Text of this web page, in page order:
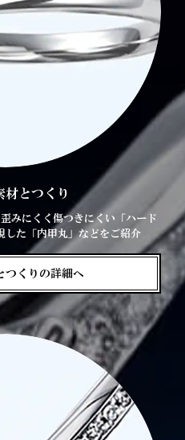
材とつくり
みにくく傷つきにくい「ハード
した「内甲丸」などをご紹介
つくりの詳細へ